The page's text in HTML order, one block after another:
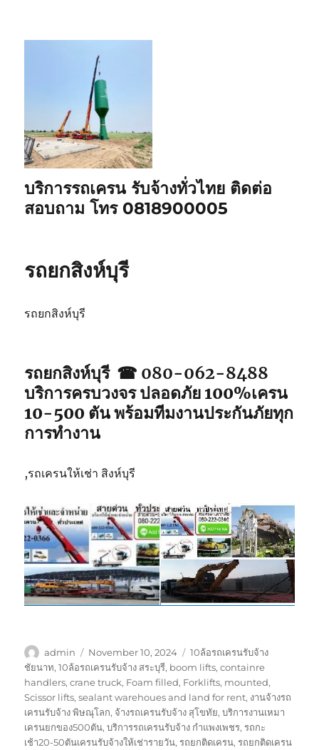
บริการรถเครน รับจ้างทั่วไทย ติดต่อ
สอบถาม โทร 0818900005
รถยกสิงห์บุรี
รถยกสิงห์บุรี
รถยกสิงห์บุรี ☎ 080-062-8488
บริการครบวงจร ปลอดภัย 100%เครน
10-500 ตัน พร้อมทีมงานประกันภัยทุก
การทำงาน
,รถเครนให้เช่า สิงห์บุรี
Author
admin
Posted
on
November 10, 2024 Tags
10ล้อรถเครนรับจ้าง
ชัยนาท,10ล้อรถเครนรับจ้าง สระบุรี, boom lifts,containre
handlers,crane truck, Foam filled, Forklifts, mounted,
Scissor lifts,sealant warehoues and land for rent, งานจ้างรถ
เครนรับจ้าง พิษณุโลก, จ้างรถเครนรับจ้าง สุโขทัย,บริการงานเหมา
เครนยกของ500ตัน,บริการรถเครนรับจ้าง กำแพงเพชร,รถกะ
เช้า20-50ตันเครนรับจ้างให้เช่ารายวัน,รถยกติดเครน,รถยกติดเครน